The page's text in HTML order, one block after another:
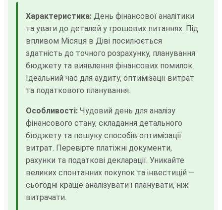
Характеристика: День фінансової аналітики
та уваги до деталей у грошових питаннях. Під
впливом Місяця в Діві посилюється
здатність до точного розрахунку, планування
бюджету та виявлення фінансових помилок.
Ідеальний час для аудиту, оптимізації витрат
та податкового планування.
Особливості: Чудовий день для аналізу
фінансового стану, складання детального
бюджету та пошуку способів оптимізації
витрат. Перевірте платіжні документи,
рахунки та податкові декларації. Уникайте
великих спонтанних покупок та інвестицій —
сьогодні краще аналізувати і планувати, ніж
витрачати.